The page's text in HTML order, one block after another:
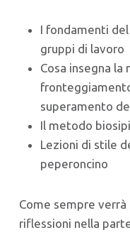
I fondamenti
gruppi di lavoro
Cosa insegna la
superamento
Il metodo
Lezioni di stile
peperoncino
Come sempre
riflessioni nella